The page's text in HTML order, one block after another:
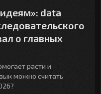
data
о главных
расти и
можно считать